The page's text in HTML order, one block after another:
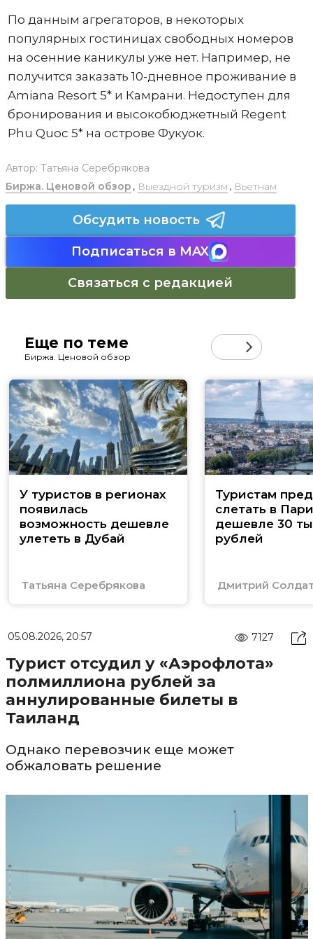
По данным агрегаторов, в некоторых
популярных гостиницах свободных номеров
на осенние каникулы уже нет. Например, не
получится заказать 10-дневное проживание в
Amiana Resort 5* и Камрани. Недоступен для
бронирования и высокобюджетный Regent
Phu Quoc 5* на острове Фукуок.
Автор: Татьяна Серебрякова
Биржа. Ценовой обзор , Выездной туризм , Вьетнам
Обсудить новость
Подписаться в MAX
Связаться с редакцией
Еще по теме
Биржа. Ценовой обзор
У туристов в регионах
появилась
возможность дешевле
улететь в Дубай
Татьяна Серебрякова
Туристам
слетать в
дешевле 30
рублей
Дмитрий
05.08.2026, 20:57 7127
Турист отсудил у «Аэрофлота»
полмиллиона рублей за
аннулированные билеты в
Таиланд
Однако перевозчик еще может
обжаловать решение